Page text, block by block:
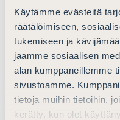
Käytämme evästeitä
räätälöimiseen,
tukemiseen ja
jaamme sosiaalisen
alan kumppaneillemme
sivustoamme.
tietoja muihin tietoihin,
kerätty, kun olet
Ajankohtaista
Lausunto
rahoittamisen
muuttamisesta